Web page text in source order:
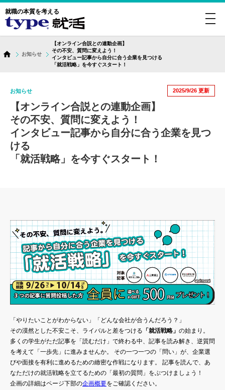
就職の本質を考える
お知らせ
【オンライン合説との連動企画】
その不安、質問に変えよう！
インタビュー記事から自分に合う企業を見つける
「就活戦略」を今すぐスタート！
2025/9/26 更新
お知らせ
【オンライン合説との連動企画】
その不安、質問に変えよう！
インタビュー記事から自分に合う企業を見つ
ける
「就活戦略」を今すぐスタート！
「やりたいことがわからない」「どんな会社が合うんだろう？」
その漠然とした不安こそ、ライバルと差をつける 「就活戦略」 の始まり。
多くの学生がただ記事を「読むだけ」で終わる中、記事を読み解き、逆質問
を考えて「一歩先」に進みませんか。 その一つ一つの「問い」が、企業選
びや面接を有利に進めるための緻密な作戦になります。 記事を読んで、あ
なただけの就活戦略を立てるための「最初の質問」をぶつけましょう！
企画の詳細はページ下部の企画概要をご確認ください。